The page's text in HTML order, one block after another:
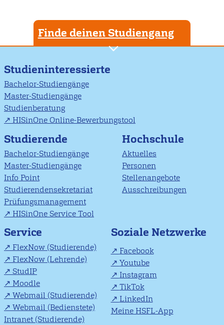
Finde deinen Studiengang
Studieninteressierte
Bachelor-Studiengänge
Master-Studiengänge
Studienberatung
HISinOne Online-Bewerbungstool
Studierende
Bachelor-Studiengänge
Master-Studiengänge
Info Point
Studierendensekretariat
Prüfungsmanagement
HISinOne Service Tool
Hochschule
Aktuelles
Personen
Stellenangebote
Ausschreibungen
Service
FlexNow (Studierende)
FlexNow (Lehrende)
StudIP
Moodle
Webmail (Studierende)
Webmail (Bedienstete)
Intranet (Studierende)
Soziale Netzwerke
Facebook
Youtube
Instagram
TikTok
LinkedIn
Meine HSFL-App